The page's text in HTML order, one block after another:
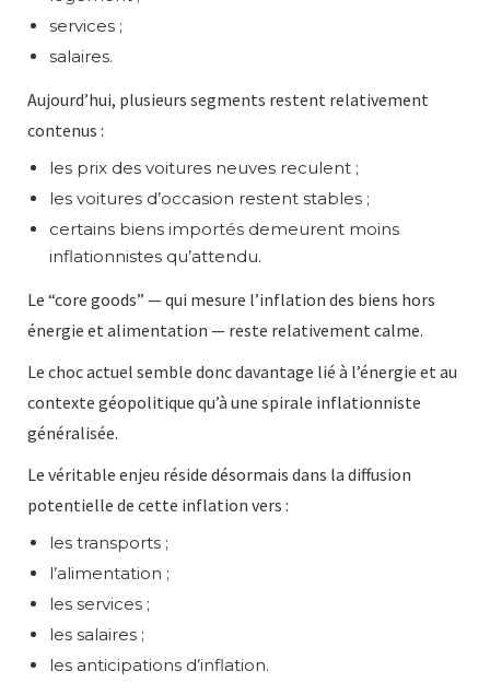
services ;
salaires.
Aujourd’hui, plusieurs segments restent relativement
contenus :
les prix des voitures neuves reculent ;
les voitures d’occasion restent stables ;
certains biens importés demeurent moins
inflationnistes qu’attendu.
Le “core goods” — qui mesure l’inflation des biens hors
énergie et alimentation — reste relativement calme.
Le choc actuel semble donc davantage lié à l’énergie et au
contexte géopolitique qu’à une spirale inflationniste
généralisée.
Le véritable enjeu réside désormais dans la diffusion
potentielle de cette inflation vers :
les transports ;
l’alimentation ;
les services ;
les salaires ;
les anticipations d’inflation.